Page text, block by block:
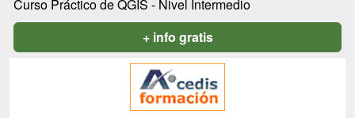
Curso Práctico de QGIS - Nivel Intermedio
+ info gratis